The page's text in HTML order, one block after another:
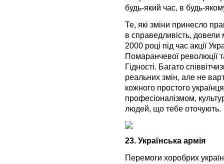
будь-який час, в будь-
Те, які зміни принесло
в справедливість, довели
2000 році під час акції
Помаранчевої революції
Гідності. Багато
реальних змін, але не
кожного простого
професіоналізмом,
людей, що тебе оточують.
23. Українська армія
Перемоги хоробрих